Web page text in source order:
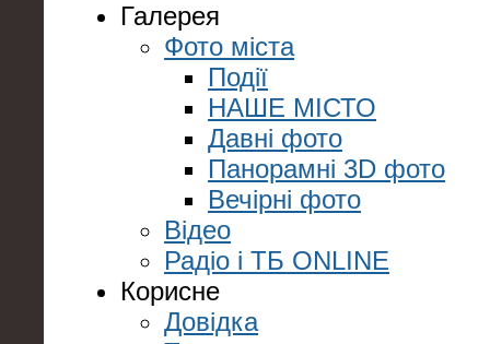
Галерея
Фото міста
Події
НАШЕ МІСТО
Давні фото
Панорамні 3D фото
Вечірні фото
Відео
Радіо і ТБ ONLINE
Корисне
Довідка